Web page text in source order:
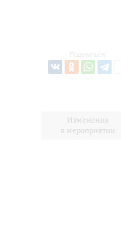
Поделиться:
Изменения
в мероприятии